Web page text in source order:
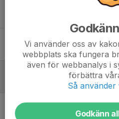
Uppstart
25 aug 2025
Träning i morgon
5 mar 2025
Träning i morgon
0
Vi använder oss av
webbplats ska fungera
även för webbanalys i
förbättra
Så använder
Godkänn